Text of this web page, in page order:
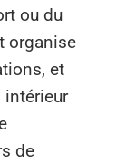
ou du
organise
et
intérieur
de